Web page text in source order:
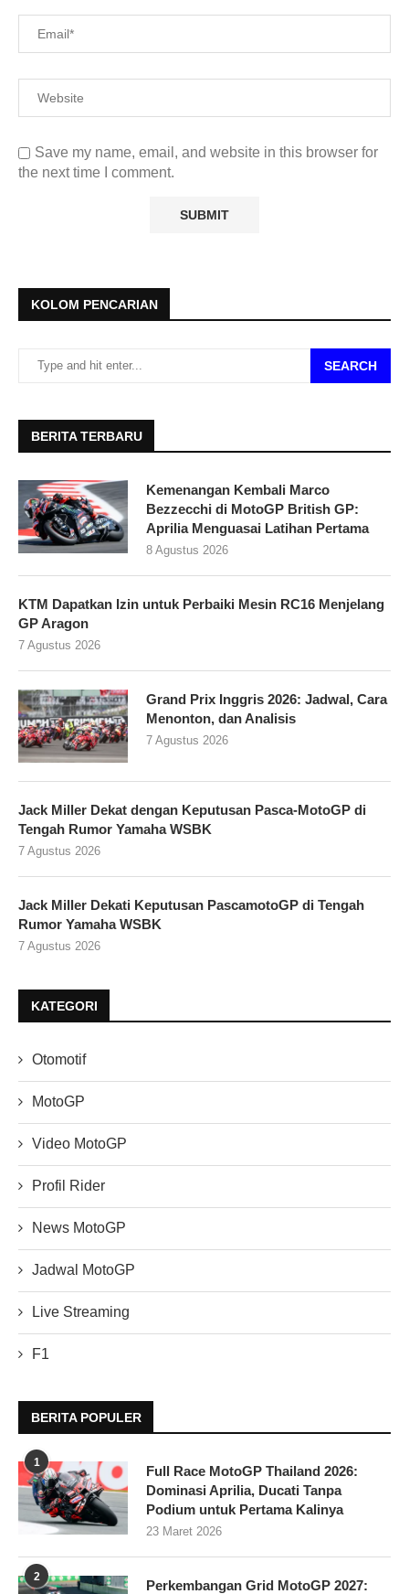
Save my name, email, and website in this browser for
the next time I comment.
KOLOM PENCARIAN
SEARCH
BERITA TERBARU
Kemenangan Kembali Marco
Bezzecchi di MotoGP British GP:
Aprilia Menguasai Latihan Pertama
8 Agustus 2026
KTM Dapatkan Izin untuk Perbaiki Mesin RC16 Menjelang
GP Aragon
7 Agustus 2026
Grand Prix Inggris 2026: Jadwal, Cara
Menonton, dan Analisis
7 Agustus 2026
Jack Miller Dekat dengan Keputusan Pasca-MotoGP di
Tengah Rumor Yamaha WSBK
7 Agustus 2026
Jack Miller Dekati Keputusan PascamotoGP di Tengah
Rumor Yamaha WSBK
7 Agustus 2026
KATEGORI
Otomotif
MotoGP
Video MotoGP
Profil Rider
News MotoGP
Jadwal MotoGP
Live Streaming
F1
BERITA POPULER
1
Full Race MotoGP Thailand 2026:
Dominasi Aprilia, Ducati Tanpa
Podium untuk Pertama Kalinya
23 Maret 2026
2
Perkembangan Grid MotoGP 2027: